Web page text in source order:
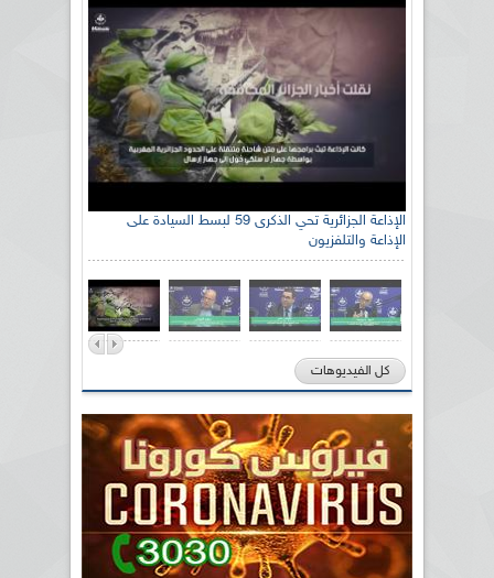
الإذاعة الجزائرية تحي الذكرى 59 لبسط السيادة على
الإذاعة والتلفزيون
كل الفيديوهات